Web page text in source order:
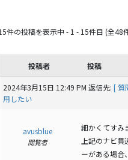
件の投稿を表示中 - 1 - 15件目 (全48
投稿者 投稿
2024年3月15日 12:49 PM 返信先: [ 質
用したい
avusblue
閲覧者
細かくてすみ
上記のナビ
ーがある場合